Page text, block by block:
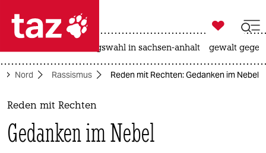
 taz zahl ich
taz zahl ich
themen
politik

taz zahl ich
landtagswahl in sachsen-anhalt gewalt
Nord Rassismus Reden mit Rechten: Gedanken im Nebel
Reden mit Rechten
Gedanken im Nebel